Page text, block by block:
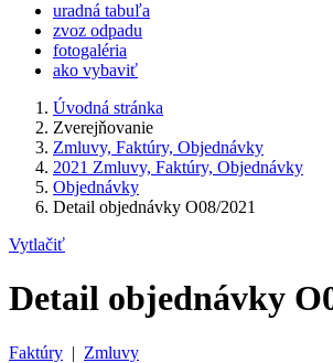
uradná tabuľa
zvoz odpadu
fotogaléria
ako vybaviť
Úvodná stránka
Zverejňovanie
Zmluvy, Faktúry, Objednávky
2021 Zmluvy, Faktúry, Objednávky
Objednávky
Detail objednávky O08/2021
Vytlačiť
Detail objednávky
Faktúry | Zmluvy